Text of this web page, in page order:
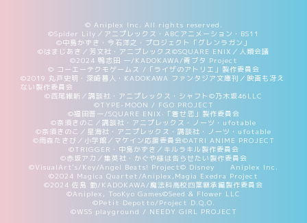
© Aniplex Inc. All rights reserved.
©Spider Lily／アニプレックス・ABCアニメーション・BS11
©中島かずき・今石洋之・プロジェクト「グレンラガン」
©はまじあき／芳文社・アニプレックス©SQUARE ENIX／人類会議
©2024 鴨志田 一/KADOKAWA/青ブタ Project
© コーエーテクモゲームス /「ライザのアトリエ」製作委員会
©2019 丸戸史明・深崎暮人・KADOKAWA ファンタジア文庫刊／映画も冴え
ない製作委員会
©西尾維新／講談社・アニプレックス・シャフト©乃木坂46LLC
©TYPE-MOON / FGO PROJECT
©福田晋一/SQUARE ENIX·「着せ恋」製作委員会
©奈須きのこ／講談社・アニプレックス・ノーツ・ufotable
©奈須きのこ／星海社・アニプレックス・講談社・ノーツ・ufotable
©雨森たきび／小学館／マケイン応援委員会©ATRI ANIME PROJECT
©TRIGGER・中島かずき／キルラキル製作委員会
©赤坂アカ／集英社・かぐや様は告らせたい製作委員会
©VisualArt's/Key/Angel Beats! Project© Disney Aniplex Inc.
©2024 Magica Quartet/Aniplex,Magia Exedra Project
©2024 佐島 勤/KADOKAWA/魔法科高校四葉継承編製作委員会
©Aniplex, TooKyo Games©Seed & Flower LLC
©Petit Depotto/Project D.Q.O.
©WSS playground / NEEDY GIRL PROJECT